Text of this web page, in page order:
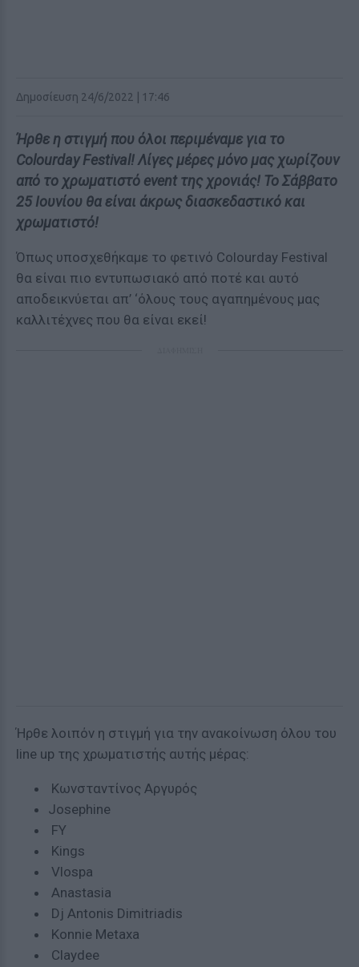
Δημοσίευση 24/6/2022 | 17:46
Ήρθε η στιγμή που όλοι περιμέναμε για το
Colourday Festival! Λίγες μέρες μόνο μας χωρίζουν
από το χρωματιστό event της χρονιάς! Το Σάββατο
25 Ιουνίου θα είναι άκρως διασκεδαστικό και
χρωματιστό!
Όπως υποσχεθήκαμε το φετινό Colourday Festival
θα είναι πιο εντυπωσιακό από ποτέ και αυτό
αποδεικνύεται απ’ ‘όλους τους αγαπημένους μας
καλλιτέχνες που θα είναι εκεί!
Ήρθε λοιπόν η στιγμή για την ανακοίνωση όλου του
line up της χρωματιστής αυτής μέρας:
Κωνσταντίνος Αργυρός
Josephine
FY
Kings
Vlospa
Anastasia
Dj Antonis Dimitriadis
Konnie Metaxa
Claydee